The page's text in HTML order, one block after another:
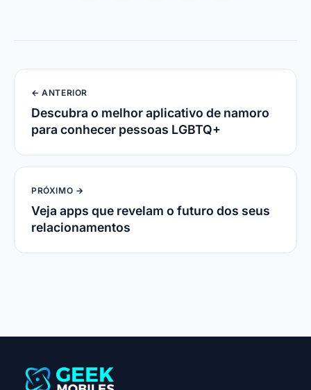
← ANTERIOR
Descubra o melhor aplicativo de namoro
para conhecer pessoas LGBTQ+
PRÓXIMO →
Veja apps que revelam o futuro dos seus
relacionamentos